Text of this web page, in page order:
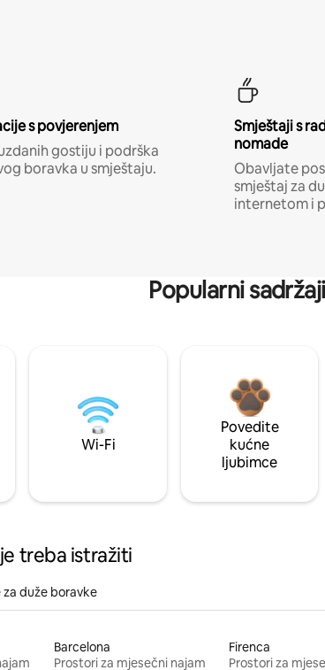
s povjerenjem
gostiju i podrška
boravka u smještaju.
Smještaji s
nomade
Obavljate
smještaj za
internetom i
Popularni
Wi-Fi
Povedite
kućne
ljubimce
treba istražiti
duže boravke
Barcelona
Prostori za mjesečni najam
Firenca
Prostori za